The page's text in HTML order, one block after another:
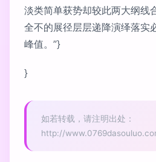
淡类简单获势却较此两大纲线
全不的展径层层递降演绎落实
峰值。”}
}
如若转载，请注明出处：
http://